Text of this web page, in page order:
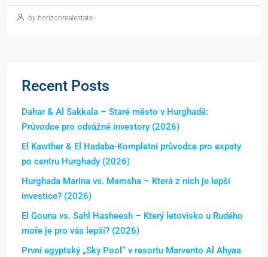
by horizonrealestate
Recent Posts
Dahar & Al Sakkala – Staré město v Hurghadě:
Průvodce pro odvážné investory (2026)
El Kawther & El Hadaba-Kompletní průvodce pro expaty
po centru Hurghady (2026)
Hurghada Marina vs. Mamsha – Která z nich je lepší
investice? (2026)
El Gouna vs. Sahl Hasheesh – Který letovisko u Rudého
moře je pro vás lepší? (2026)
První egyptský „Sky Pool“ v resortu Marvento Al Ahyaa